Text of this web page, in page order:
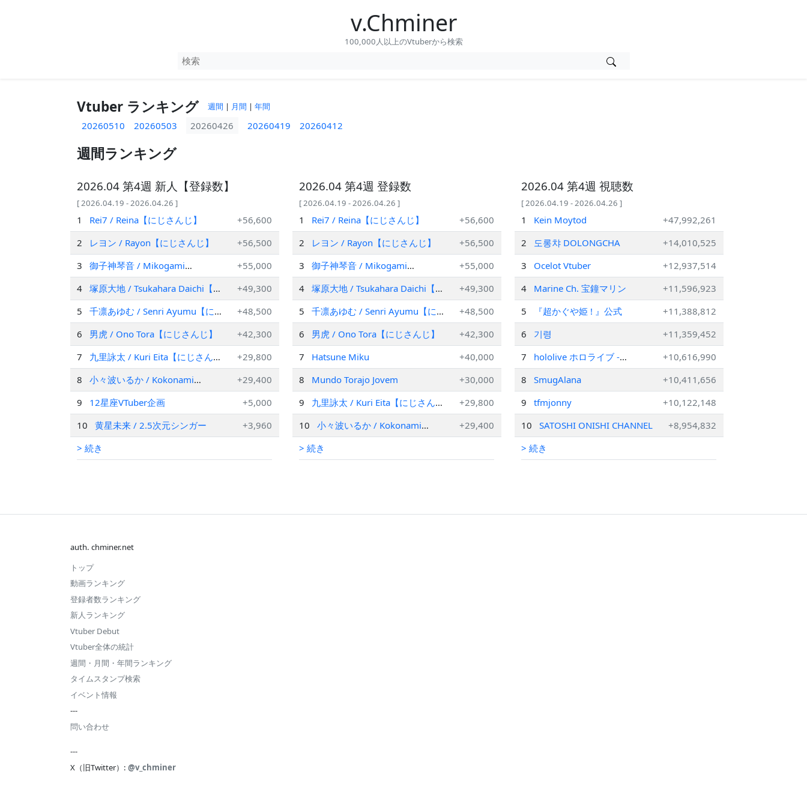
v.Chminer
100,000人以上のVtuberから検索
Vtuber ランキング 週間 | 月間 |年間
20260510 20260503 20260426 20260419 20260412
週間ランキング
2026.04 第4週 新人【登録数】
[ 2026.04.19 - 2026.04.26 ]
1 Rei7 / Reina【にじさんじ】
+56,600
2
レヨン / Rayon【にじさんじ】
+56,500
3
御子神琴音 / Mikogami
Kotone【にじさんじ】
+55,000
4 塚原大地 / Tsukahara Daichi【に
じさんじ】
+49,300
5
千凛あゆむ / Senri Ayumu【にじ
さんじ】
+48,500
6
男虎 / Ono Tora【にじさんじ】
+42,300
7
九里詠太 / Kuri Eita【にじさん
じ】
+29,800
8
小々波いるか / Kokonami
Iruka【にじさんじ】
+29,400
9
12星座VTuber企画
+5,000
10
黄星未来 / 2.5次元シンガー
+3,960
> 続き
2026.04 第4週 登録数
[ 2026.04.19 - 2026.04.26 ]
1 Rei7 / Reina【にじさんじ】
+56,600
2
レヨン / Rayon【にじさんじ】
+56,500
3
御子神琴音 / Mikogami
Kotone【にじさんじ】
+55,000
4 塚原大地 / Tsukahara Daichi【に
じさんじ】
+49,300
5
千凛あゆむ / Senri Ayumu【にじ
さんじ】
+48,500
6
男虎 / Ono Tora【にじさんじ】
+42,300
7
Hatsune Miku
+40,000
8
Mundo Torajo Jovem
+30,000
9
九里詠太 / Kuri Eita【にじさん
じ】
+29,800
10
小々波いるか / Kokonami
Iruka【にじさんじ】
+29,400
> 続き
2026.04 第4週 視聴数
[ 2026.04.19 - 2026.04.26 ]
1 Kein Moytod
+47,992,261
2
도롱챠 DOLONGCHA
+14,010,525
3
Ocelot Vtuber
+12,937,514
4
Marine Ch. 宝鐘マリン
+11,596,923
5
『超かぐや姫 ! 』公式
+11,388,812
6
기령
+11,359,452
7
hololive ホロライブ -
VTuber Group
+10,616,990
8
SmugAlana
+10,411,656
9
tfmjonny
+10,122,148
10
SATOSHI ONISHI CHANNEL
+8,954,832
> 続き
auth. chminer.net
トップ
動画ランキング
登録者数ランキング
新人ランキング
Vtuber Debut
Vtuber全体の統計
週間・月間・年間ランキング
タイムスタンプ検索
イベント情報
---
問い合わせ
---
X（旧Twitter）: @v_chminer